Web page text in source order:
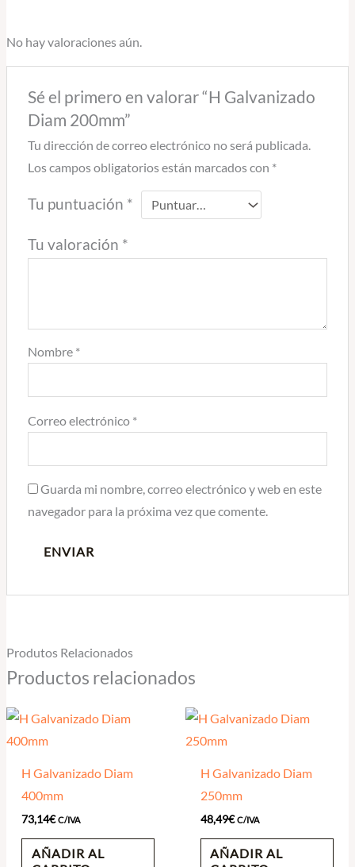
No hay valoraciones aún.
Sé el primero en valorar “H Galvanizado
Diam 200mm”
Tu dirección de correo electrónico no será publicada.
Los campos obligatorios están marcados con *
Tu puntuación *
Tu valoración *
Nombre *
Correo electrónico *
Guarda mi nombre, correo electrónico y web en este
navegador para la próxima vez que comente.
Produtos Relacionados
Productos relacionados
H Galvanizado Diam
400mm
73,14€ C/IVA
AÑADIR AL
H Galvanizado Diam
250mm
48,49€ C/IVA
AÑADIR AL